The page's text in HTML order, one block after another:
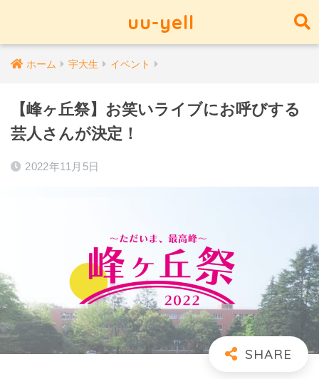
uu-yell
ホーム 宇大生 イベント
【峰ヶ丘祭】お笑いライブにお呼びする
芸人さんが決定！
2022年11月5日